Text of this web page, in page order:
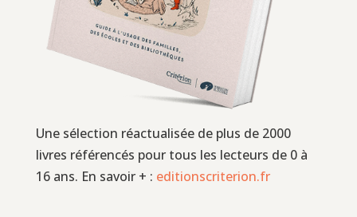
Une sélection réactualisée de plus de 2000
livres référencés pour tous les lecteurs de 0 à
16 ans. En savoir + : editionscriterion.fr